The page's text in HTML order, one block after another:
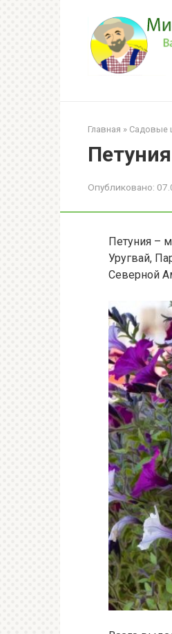
Главная » Садовые
Опубликовано:
Петуния –
Уругвай,
Северной